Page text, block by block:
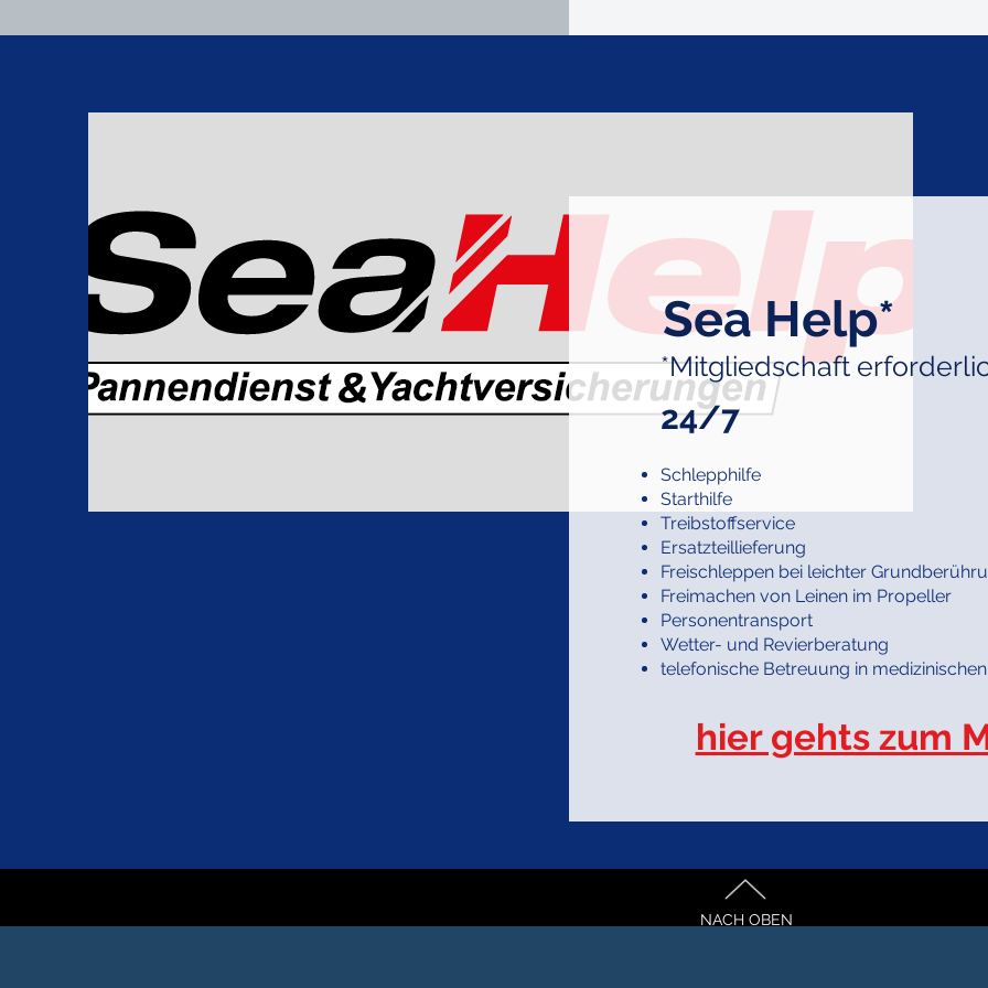
Sea Help*
24/7
*Mitgliedschaft
Schlepphilfe
Starthilfe
Treibstoffservice
Ersatzteillieferung
Freischleppen bei leichter
Freimachen von Leinen im Propeller
Personentransport
Wetter- und Revierberatung
telefonische Betreuung in
hier gehts zum
NACH OBEN